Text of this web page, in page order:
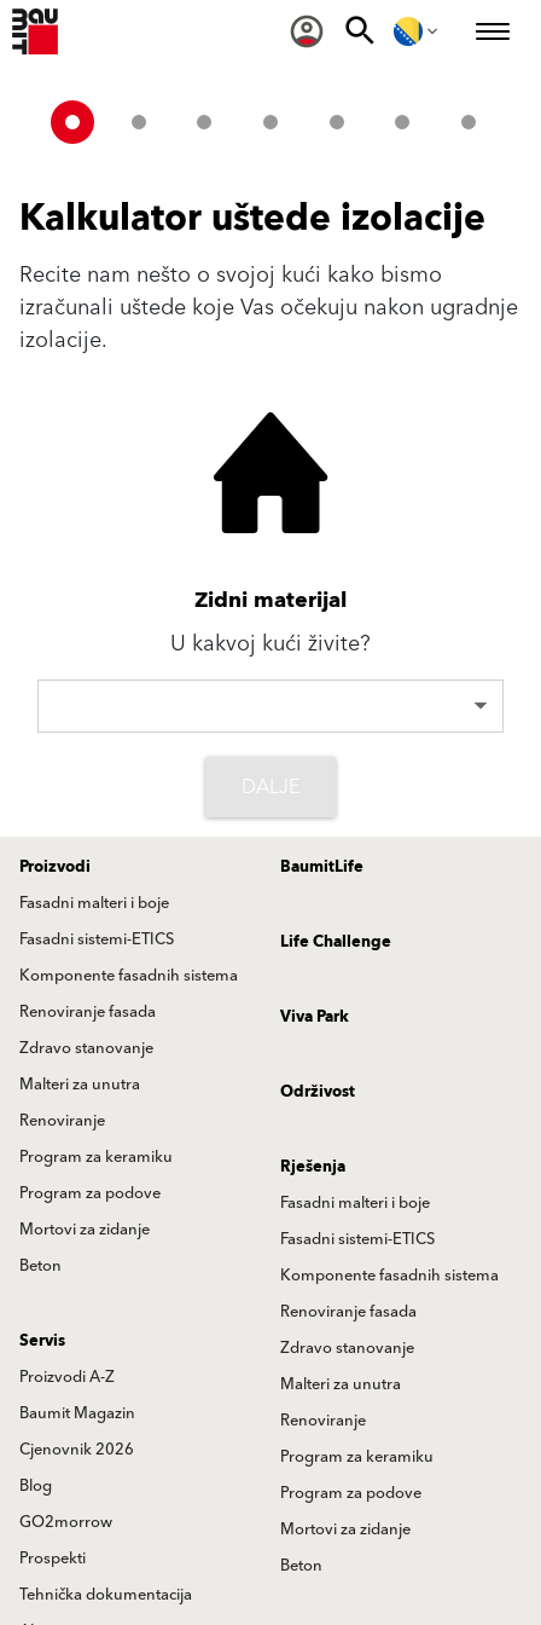
Kalkulator uštede izolacije
Recite nam nešto o svojoj kući kako bismo
izračunali uštede koje Vas očekuju nakon ugradnje
izolacije.
Zidni materijal
U kakvoj kući živite?
DALJE
Proizvodi
Fasadni malteri i boje
Fasadni sistemi-ETICS
Komponente fasadnih sistema
Renoviranje fasada
Zdravo stanovanje
Malteri za unutra
Renoviranje
Program za keramiku
Program za podove
Mortovi za zidanje
Beton
BaumitLife
Life Challenge
Viva Park
Održivost
Rješenja
Fasadni malteri i boje
Fasadni sistemi-ETICS
Komponente fasadnih sistema
Renoviranje fasada
Zdravo stanovanje
Malteri za unutra
Renoviranje
Program za keramiku
Program za podove
Mortovi za zidanje
Beton
Servis
Proizvodi A-Z
Baumit Magazin
Cjenovnik 2026
Blog
GO2morrow
Prospekti
Tehnička dokumentacija